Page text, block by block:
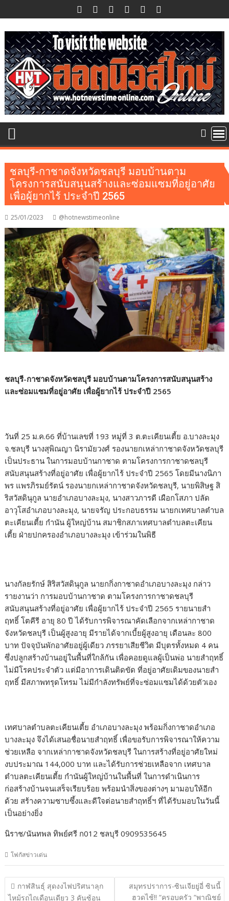
to
content
ชลบุรี-กาชาดจังหวัดชลบุรี มอบบ้านตาม
โครงการสนับสนุนสร้างและซ่อมแซมที่อยู่อาศัย
เพื่อผู้ยากไร้ ประจำปี 2565
25/01/2023 @hotnewstimeonline
ชลบุรี-กาชาดจังหวัดชลบุรี มอบบ้านตามโครงการสนับสนุนสร้าง
และซ่อมแซมที่อยู่อาศัย เพื่อผู้ยากไร้ ประจำปี 2565
วันที่ 25 ม.ค.66 ที่บ้านเลขที่ 193 หมู่ที่ 3 ต.ตะเคียนเตี้ย อ.บางละมุง
จ.ชลบุรี นางสุพิณญา นิรามัยวงศ์ รองนายกเหล่ากาชาดจังหวัดชลบุรี
เป็นประธาน ในการมอบบ้านกาชาด ตามโครงการกาชาดชลบุรี
สนับสนุนสร้างที่อยู่อาศัย เพื่อผู้ยากไร้ ประจำปี 2565 โดยมีนางนิภา
พร แพรภิรมย์รัตน์ รองนายกเหล่ากาชาดจังหวัดชลบุรี, นายพิสิษฐ สิ
ริสวัสดินุกูล นายอำเภอบางละมุง, นางสาวภารดี เผือกโสภา ปลัด
อาวุโสอำเภอบางละมุง, นายจรัญ ประกอบธรรม นายกเทศบาลตำบล
ตะเคียนเตี้ย กำนัน ผู้ใหญ่บ้าน สมาชิกสภาเทศบาลตำบลตะเคียน
เตี้ย ฝ่ายปกครองอำเภอบางละมุง เข้าร่วมในพิธี
นางกัลยรักษ์ สิริสวัสดินุกูล นายกกิ่งกาชาดอำเภอบางละมุง กล่าว
รายงานว่า การมอบบ้านกาชาด ตามโครงการกาชาดชลบุรี
สนับสนุนสร้างที่อยู่อาศัย เพื่อผู้ยากไร้ ประจำปี 2565 รายนายสำ
ฤทธิ์ โตคีรี อายุ 80 ปี ได้รับการพิจารณาคัดเลือกจากเหล่ากาชาด
จังหวัดชลบุรี เป็นผู้สูงอายุ มีรายได้จากเบี้ยผู้สูงอายุ เดือนละ 800
บาท ปัจจุบันพักอาศัยอยู่ผู้เดียว ภรรยาเสียชีวิต มีบุตรทั้งหมด 4 คน
ซึ่งปลูกสร้างบ้านอยู่ในพื้นที่ใกล้กัน เพื่อคอยดูแลผู้เป็นพ่อ นายสำฤทธิ์
ไม่มีโรคประจำตัว แต่มีอาการเดินติดขัด ที่อยู่อาศัยเดิมของนายสำ
ฤทธิ์ มีสภาพทรุดโทรม ไม่มีกำลังทรัพย์ที่จะซ่อมแซมได้ด้วยตัวเอง
เทศบาลตำบลตะเคียนเตี้ย อำเภอบางละมุง พร้อมกิ่งกาชาดอำเภอ
บางละมุง จึงได้เสนอชื่อนายสำฤทธิ์ เพื่อขอรับการพิจารณาให้ความ
ช่วยเหลือ จากเหล่ากาชาดจังหวัดชลบุรี ในการสร้างที่อยู่อาศัยใหม่
งบประมาณ 144,000 บาท และได้รับการช่วยเหลือจาก เทศบาล
ตำบลตะเคียนเตี้ย กำนันผู้ใหญ่บ้านในพื้นที่ ในการดำเนินการ
ก่อสร้างบ้านจนเสร็จเรียบร้อย พร้อมนำสิ่งของต่างๆ มามอบให้อีก
ด้วย สร้างความซาบซึ้งและดีใจต่อนายสำฤทธิ์ฯ ที่ได้รับมอบในวันนี้
เป็นอย่างยิ่ง
นิราช/นันทพล ทิพย์ศรี ก012 ชลบุรี 0909535645
โฟกัสข่าวเด่น
แนะแนว
เรื่อง
กาฬสินธุ์ สุดงงไฟปริศนาลุก
ไหม้รถไถเดือนเดียว 3 คันซ้อน
สมุทรปราการ-ซินเจียยู่อี่ ซินนี้
ฮวดไช้!! “ครอบครัว “พาณิชย์